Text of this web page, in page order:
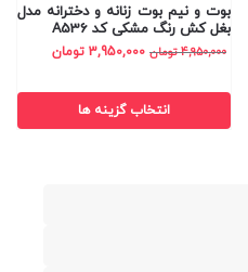
بوت و نیم بوت زنانه و دخترانه مدل
بغل کش رنگ مشکی کد A536
4,950,000 تومان 3,950,000 تومان
انتخاب گزینه ها